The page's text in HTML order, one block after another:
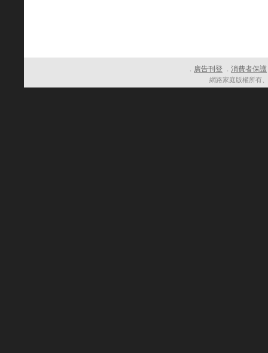
． 廣告刊登 ． 消費者保護
網路家庭版權所有